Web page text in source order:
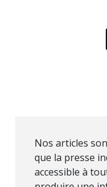
Nos articles
que la presse
accessible à